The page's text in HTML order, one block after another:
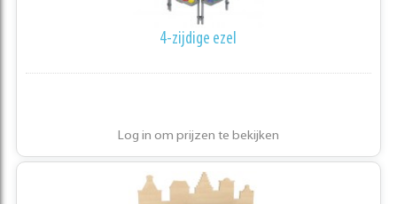
4-zijdige ezel
Log in om prijzen te bekijken